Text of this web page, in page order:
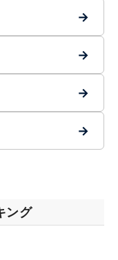
→
→
→
→
ング